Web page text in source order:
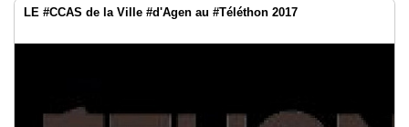
LE #CCAS de la Ville #d'Agen au #Téléthon 2017